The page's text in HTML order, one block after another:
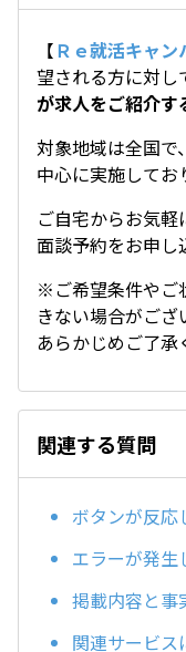
【Ｒｅ就活キャ
望される方に対し
が求人をご紹介す
対象地域は全国で、
中心に実施してお
ご自宅からお気
面談予約をお申し
※ご希望条件やご
きない場合がござ
あらかじめご了承
関連する質問
ボタンが反応
エラーが発生
掲載内容と事
関連サービス